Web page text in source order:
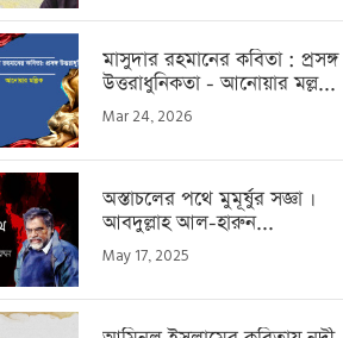
মাসুদার রহমানের কবিতা : প্রসঙ্গ
উত্তরাধুনিকতা - আনোয়ার মল্ল...
Mar 24, 2026
অস্তাচলের পথে মুমূর্ষুর সজ্ঞা ।
আবদুল্লাহ আল-হারুন...
May 17, 2025